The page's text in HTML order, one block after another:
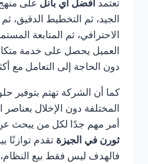
تعتمد أفضل أي بانل على
الجيد، ثم التخطيط الدقيق، ثم
الاحترافي، ثم المتابعة
العميل يحصل على خدمة
دون الحاجة إلى التعامل مع
كما أن الشركة تهتم بتوفير
المختلفة دون الإخلال بعناصر
أمر مهم جدًا لكل من يبحث
ثورن في الجيزة تقدم توازنًا
فالهدف ليس فقط بيع